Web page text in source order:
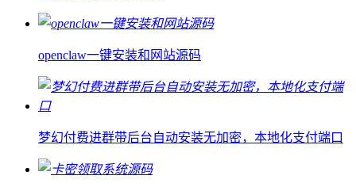
openclaw一键安装和网站源码
梦幻付费进群带后台自动安装无加密，本地化支付端口